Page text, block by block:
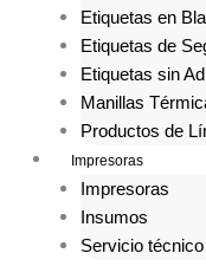
Etiquetas en
Etiquetas de
Etiquetas sin
Manillas
Productos de
Impresoras
Impresoras
Insumos
Servicio técnico